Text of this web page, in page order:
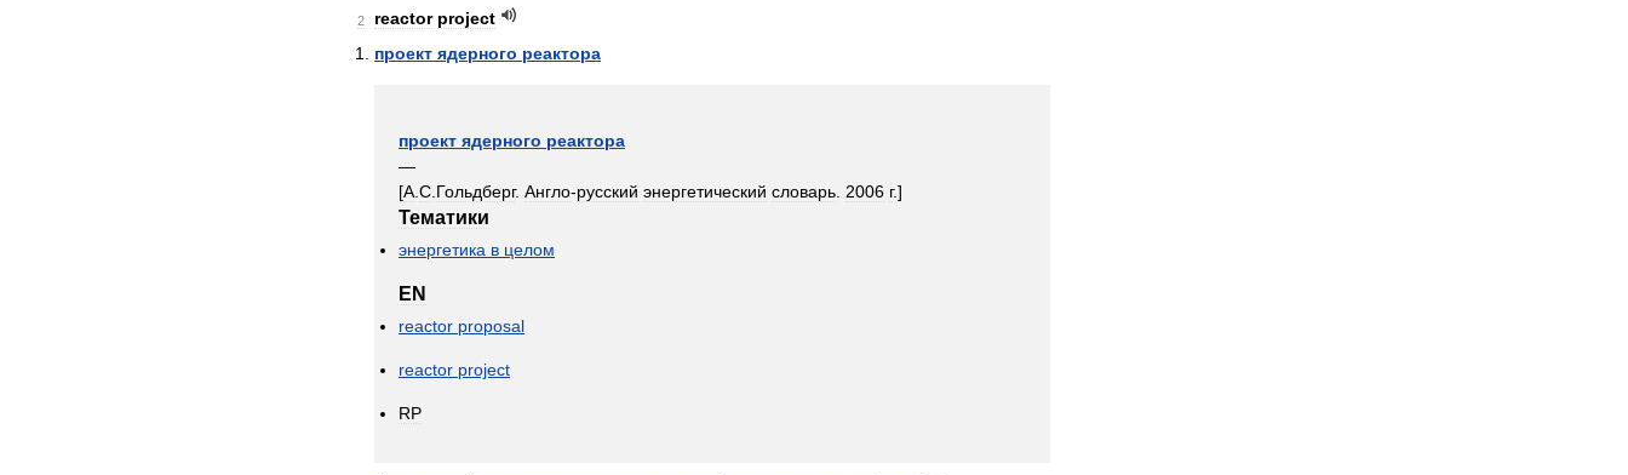
2 reactor project
проект ядерного реактора
проект ядерного реактора
—
[А С Гольдберг. Англо-русский энергетический словарь 2006 г.]
Тематики
энергетика в целом
EN
reactor proposal
reactor project
RP